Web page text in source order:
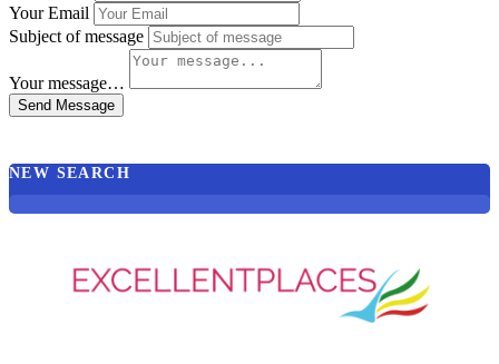
Your Email
Subject of message
Your message…
Send Message
NEW SEARCH